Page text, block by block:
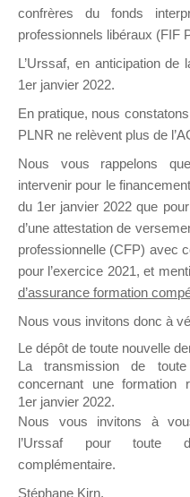
Ce groupe est
Formation qui
Propositions Mallette
Ce groupe propose
sur lequel il est
ou poser une question.
NB : Il est nécessaire
pouvoir rejoindre ce
confrères du fonds
professionnels libéraux (FIF
L’Urssaf, en anticipation de
1er janvier 2022.
En pratique, nous constatons
PLNR ne relèvent plus de
Nous vous rappelons
intervenir pour le
du 1er janvier 2022 que
d’une attestation de
professionnelle (CFP) avec
pour l’exercice 2021, et
d’assurance formation
Nous vous invitons donc à
Le dépôt de toute nouvelle
La transmission de
concernant une
1er janvier 2022.
Nous vous invitons à
l’Urssaf pour toute
complémentaire.
Stéphane Kirn,